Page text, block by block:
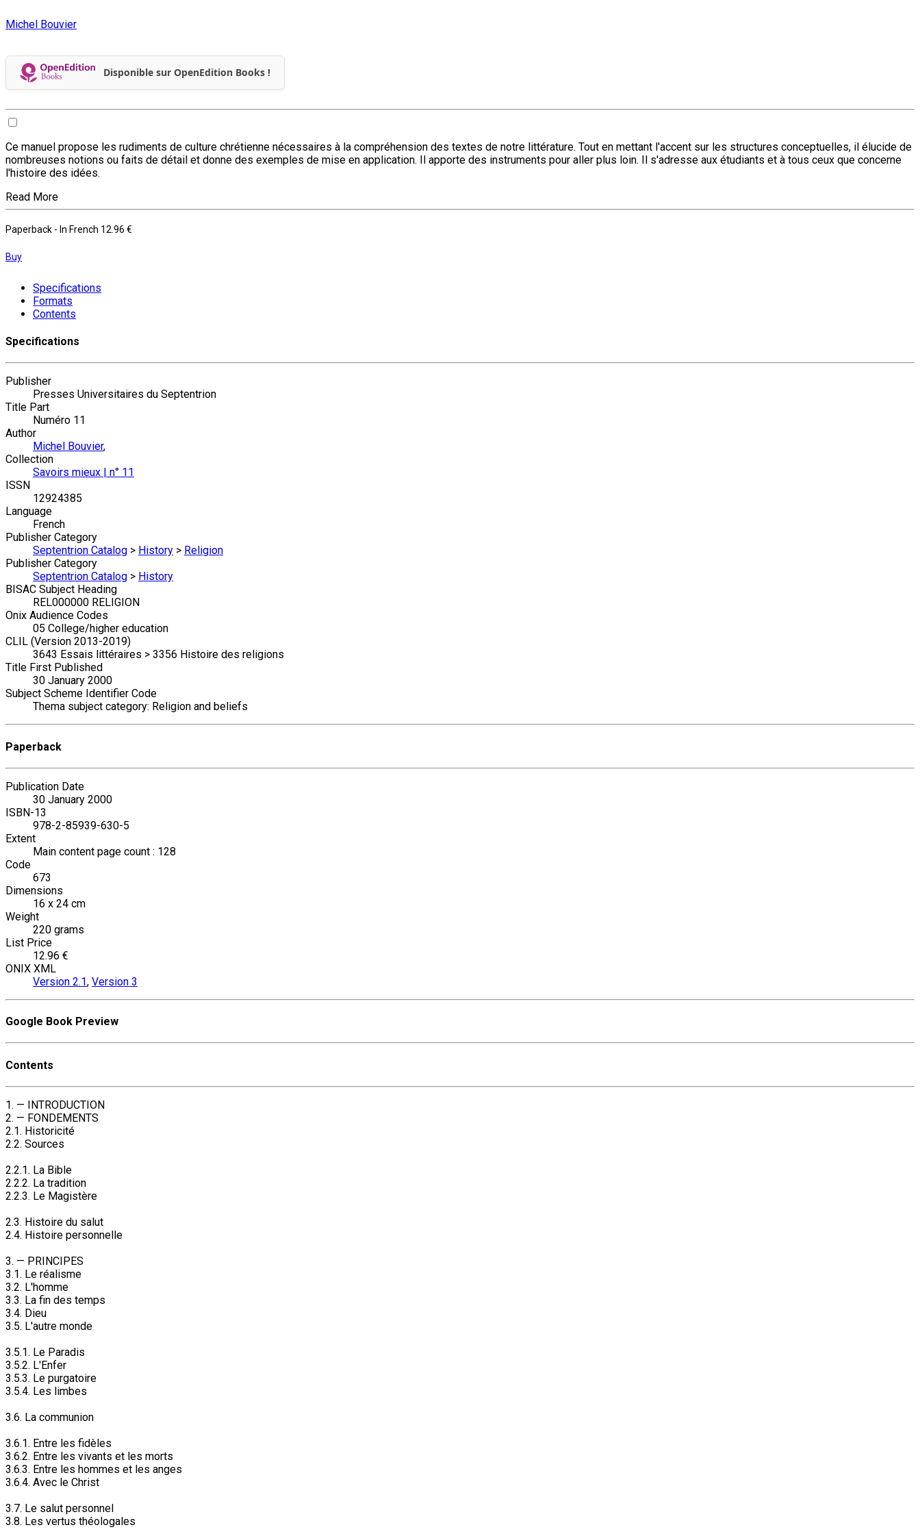
Michel Bouvier
Disponible sur OpenEdition Books !
Ce manuel propose les rudiments de culture chrétienne nécessaires à la compréhension des textes de notre littérature. Tout en mettant l'accent sur les structures conceptuelles, il élucide de
nombreuses notions ou faits de détail et donne des exemples de mise en application. Il apporte des instruments pour aller plus loin. Il s'adresse aux étudiants et à tous ceux que concerne
l'histoire des idées.
Read More
Paperback - In French 12.96 €
Buy
Specifications
Formats
Contents
Specifications
Publisher
Presses Universitaires du Septentrion
Title Part
Numéro 11
Author
Michel Bouvier,
Collection
Savoirs mieux | n° 11
ISSN
12924385
Language
French
Publisher Category
Septentrion Catalog > History > Religion
Publisher Category
Septentrion Catalog > History
BISAC Subject Heading
REL000000 RELIGION
Onix Audience Codes
05 College/higher education
CLIL (Version 2013-2019)
3643 Essais littéraires > 3356 Histoire des religions
Title First Published
30 January 2000
Subject Scheme Identifier Code
Thema subject category: Religion and beliefs
Paperback
Publication Date
30 January 2000
ISBN-13
978-2-85939-630-5
Extent
Main content page count : 128
Code
673
Dimensions
16 x 24 cm
Weight
220 grams
List Price
12.96 €
ONIX XML
Version 2.1, Version 3
Google Book Preview
Contents
1. — INTRODUCTION
2. — FONDEMENTS
2.1. Historicité
2.2. Sources
2.2.1. La Bible
2.2.2. La tradition
2.2.3. Le Magistère
2.3. Histoire du salut
2.4. Histoire personnelle
3. — PRINCIPES
3.1. Le réalisme
3.2. L'homme
3.3. La fin des temps
3.4. Dieu
3.5. L'autre monde
3.5.1. Le Paradis
3.5.2. L'Enfer
3.5.3. Le purgatoire
3.5.4. Les limbes
3.6. La communion
3.6.1. Entre les fidèles
3.6.2. Entre les vivants et les morts
3.6.3. Entre les hommes et les anges
3.6.4. Avec le Christ
3.7. Le salut personnel
3.8. Les vertus théologales